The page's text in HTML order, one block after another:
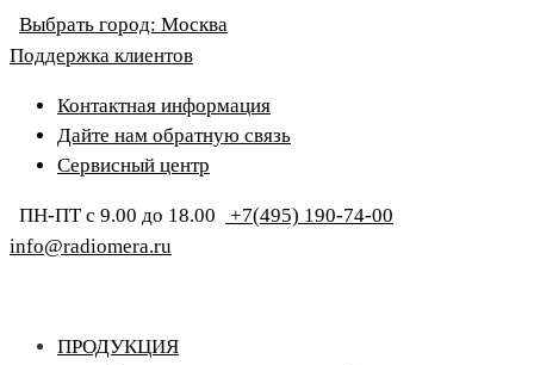
Выбрать город: Москва
Поддержка клиентов
Контактная информация
Дайте нам обратную связь
Сервисный центр
ПН-ПТ с 9.00 до 18.00
+7(495) 190-74-00
info@radiomera.ru
ПРОДУКЦИЯ